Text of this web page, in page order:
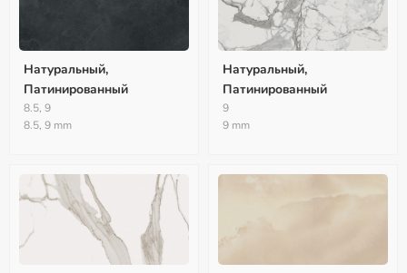
Натуральный,
Патинированный
8.5, 9
8.5, 9 mm
Натуральный,
Патинированный
9
9 mm